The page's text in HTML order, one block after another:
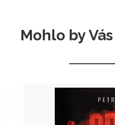
Mohlo by